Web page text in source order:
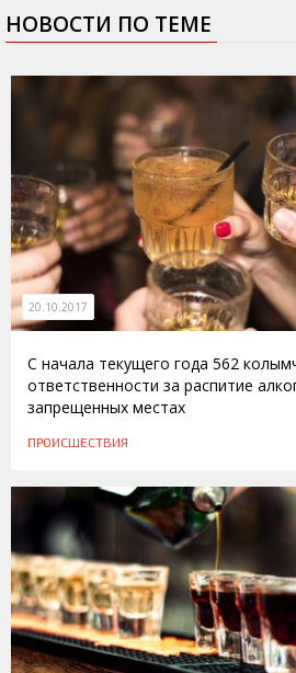
НОВОСТИ ПО ТЕМЕ
20.10.2017
С начала текущего года 562
ответственности за распитие
запрещенных местах
ПРОИСШЕСТВИЯ